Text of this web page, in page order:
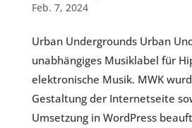
Feb. 7, 2024
Urban Undergrounds Urban
unabhängiges Musiklabel für
elektronische Musik. MWK
Gestaltung der Internetseite
Umsetzung in WordPress